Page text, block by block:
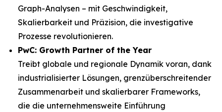
Graph-Analysen – mit Geschwindigkeit,
Skalierbarkeit und Präzision, die investigative
Prozesse revolutionieren.
PwC: Growth Partner of the Year
Treibt globale und regionale Dynamik voran, dank
industrialisierter Lösungen, grenzüberschreitender
Zusammenarbeit und skalierbarer Frameworks,
die die unternehmensweite Einführung